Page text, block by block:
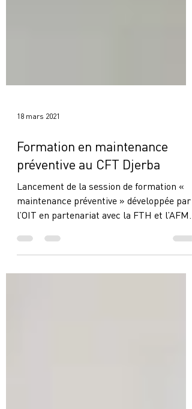
18 mars 2021
Formation en maintenance
préventive au CFT Djerba
Lancement de la session de formation «
l’OIT en partenariat avec la FTH et l’AFMT
du 15 mars au...